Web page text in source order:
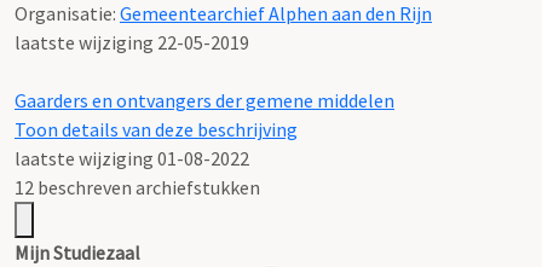
Organisatie: Gemeentearchief Alphen aan den Rijn
laatste wijziging 22-05-2019
Gaarders en ontvangers der gemene middelen
Toon details van deze beschrijving
laatste wijziging 01-08-2022
12 beschreven archiefstukken
Mijn Studiezaal